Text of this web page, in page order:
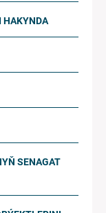
HAKYNDA
SENAGAT